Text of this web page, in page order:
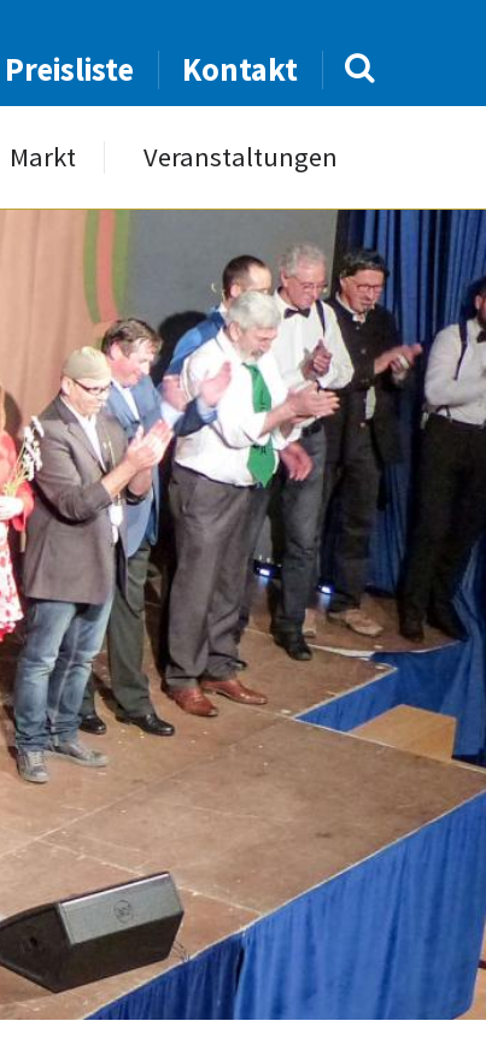
Preisliste Kontakt
Markt Veranstaltungen